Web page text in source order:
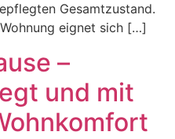
Gesamtzustand.
eignet sich […]
–
und mit